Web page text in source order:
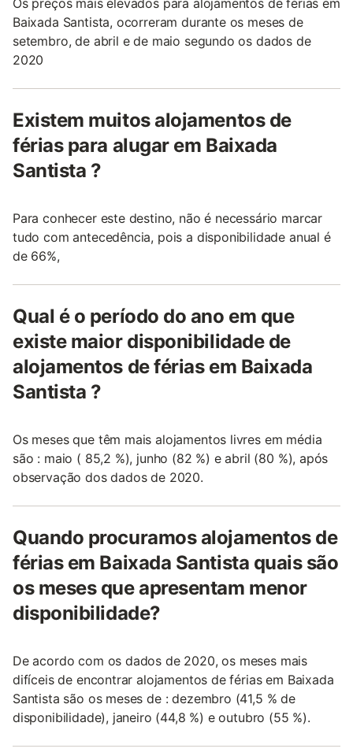
Os preços mais elevados para alojamentos de férias em
Baixada Santista, ocorreram durante os meses de
setembro, de abril e de maio segundo os dados de
2020
Existem muitos alojamentos de
férias para alugar em Baixada
Santista ?
Para conhecer este destino, não é necessário marcar
tudo com antecedência, pois a disponibilidade anual é
de 66%,
Qual é o período do ano em que
existe maior disponibilidade de
alojamentos de férias em Baixada
Santista ?
Os meses que têm mais alojamentos livres em média
são : maio ( 85,2 %), junho (82 %) e abril (80 %), após
observação dos dados de 2020.
Quando procuramos alojamentos de
férias em Baixada Santista quais são
os meses que apresentam menor
disponibilidade?
De acordo com os dados de 2020, os meses mais
difíceis de encontrar alojamentos de férias em Baixada
Santista são os meses de : dezembro (41,5 % de
disponibilidade), janeiro (44,8 %) e outubro (55 %).